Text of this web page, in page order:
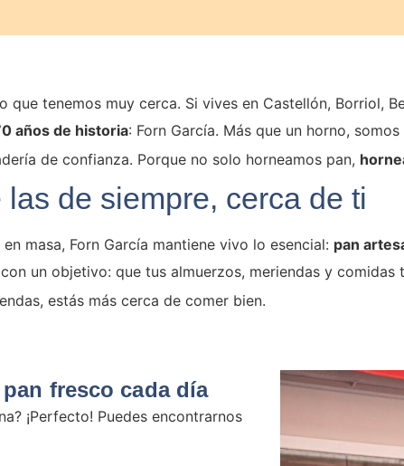
que tenemos muy cerca. Si vives en Castellón, Borriol,
años de historia: Forn García. Más que un horno,
de confianza. Porque no solo horneamos pan,
de siempre, cerca de ti
masa, Forn García mantiene vivo lo esencial: pan
un objetivo: que tus almuerzos, meriendas y comidas
estás más cerca de comer bien.
fresco cada día
¡Perfecto! Puedes encontrarnos